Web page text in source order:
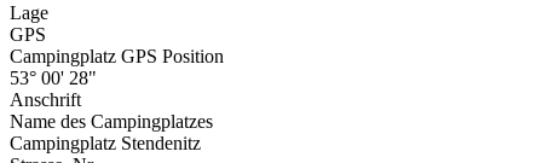
Lage
GPS
Campingplatz GPS Position
53° 00' 28"
Anschrift
Name des Campingplatzes
Campingplatz Stendenitz